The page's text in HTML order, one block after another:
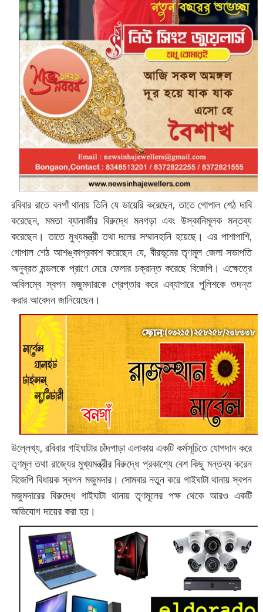
রবিবার রাতে বনগাঁ থানায় তিনি যে ডায়েরি করেছেন, তাতে গোপাল শেঠ দাবি
করেছেন, মমতা ব্যানার্জীর বিরুদ্ধে মনগড়া এবং উস্কানিমূলক মন্তব্য
করেছেন। তাতে মুখ্যমন্ত্রী তথা দলের সম্মানহানি হয়েছে। এর পাশাপাশি,
গোপাল শেঠ আশঙ্কাপ্রকাশ করেছেন যে, বীরভূমের তৃণমূল জেলা সভাপতি
অনুব্রত মন্ডলকে প্রাণে মেরে ফেলার চক্রান্ত করেছে বিজেপি। এক্ষেত্রে
অবিলম্বে স্বপন মজুমদারকে গ্রেপ্তার করে এব্যাপারে পুলিশকে তদন্ত
করার আবেদন জানিয়েছেন।
উল্লেখ্য, রবিবার গাইঘাটার চাঁদপাড়া এলাকায় একটি কর্মসূচিতে যোগদান করে
তৃণমূল তথা রাজ্যের মুখ্যমন্ত্রীর বিরুদ্ধে প্রকাশ্যে বেশ কিছু মন্তব্য করেন
বিজেপি বিধায়ক স্বপন মজুমদার। সোমবার নতুন করে গাইঘাটা থানায় স্বপন
মজুমদারের ‌বিরুদ্ধে গাইঘাটা থানায় তৃণমূলের পক্ষ থেকে আরও একটি
অভিযোগ দায়ের করা হয়।